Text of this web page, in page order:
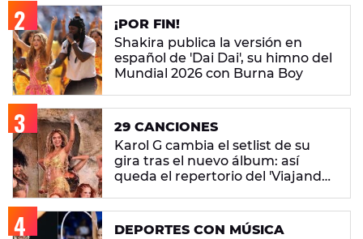
¡POR FIN!
Shakira publica la versión en
español de 'Dai Dai', su himno del
Mundial 2026 con Burna Boy
29 CANCIONES
Karol G cambia el setlist de su
gira tras el nuevo álbum: así
queda el repertorio del 'Viajando
DEPORTES CON MÚSICA